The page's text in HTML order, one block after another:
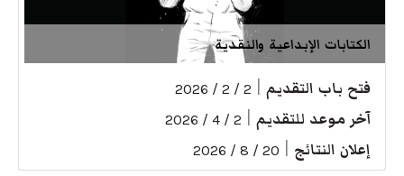
الكتابات الإبداعية والنقدية
فتح باب التقديم 2 / 2 / 2026
آخر موعد للتقديم 2 / 4 / 2026
إعلان النتائج 20 / 8 / 2026